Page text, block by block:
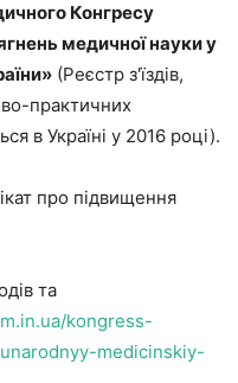
Конгресу
медичної науки у
(Реєстр з'їздів,
практичних
в Україні у 2016 році).
про підвищення
та
kongress-
medicinskiy-